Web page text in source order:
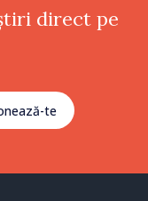
direct pe
te